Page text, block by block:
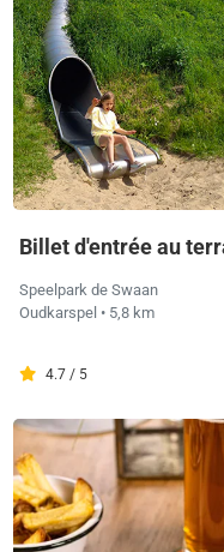
Billet d'entrée au
Speelpark de Swaan
Oudkarspel • 5,8 km
4.7 / 5